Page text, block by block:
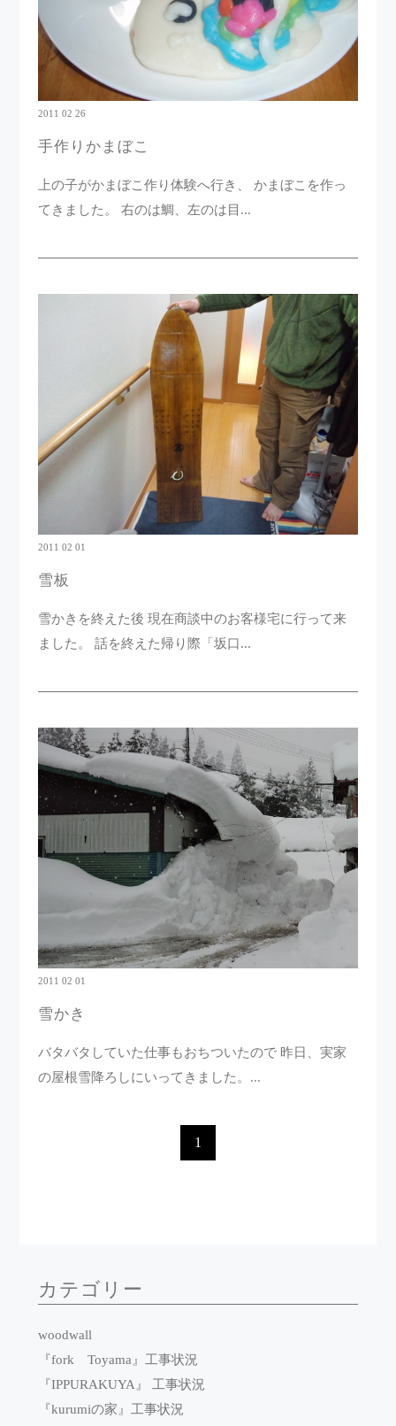
2011 02 26
手作りかまぼこ
上の子がかまぼこ作り体験へ行き、 かまぼこを作っ
てきました。 右のは鯛、左のは目...
2011 02 01
雪板
雪かきを終えた後 現在商談中のお客様宅に行って来
ました。 話を終えた帰り際「坂口...
2011 02 01
雪かき
バタバタしていた仕事もおちついたので 昨日、実家
の屋根雪降ろしにいってきました。...
1
カテゴリー
woodwall
『fork Toyama』工事状況
『IPPURAKUYA』 工事状況
『kurumiの家』工事状況